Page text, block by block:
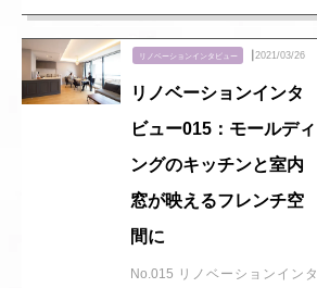
リノベーションインタビュー ┃2021/03/26
リノベーションインタ
ビュー015：モールディ
ングのキッチンと室内
窓が映えるフレンチ空
間に
No.015 リノベーションインタ